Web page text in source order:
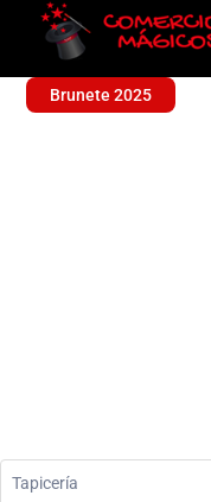
Brunete 2025
Tapicería